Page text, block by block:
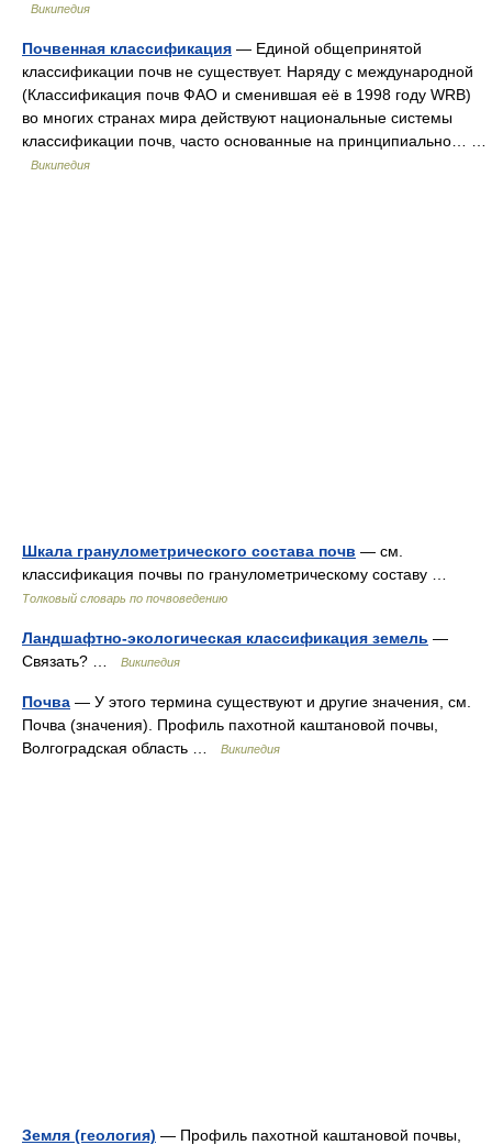
Википедия
Почвенная классификация — Единой общепринятой
классификации почв не существует. Наряду с международной
(Классификация почв ФАО и сменившая её в 1998 году WRB)
во многих странах мира действуют национальные системы
классификации почв, часто основанные на принципиально… …
Википедия
Шкала гранулометрического состава почв — см.
классификация почвы по гранулометрическому составу …
Толковый словарь по почвоведению
Ландшафтно-экологическая классификация земель —
Связать? …
Википедия
Почва — У этого термина существуют и другие значения, см.
Почва (значения). Профиль пахотной каштановой почвы,
Волгоградская область …
Википедия
Земля (геология) — Профиль пахотной каштановой почвы,